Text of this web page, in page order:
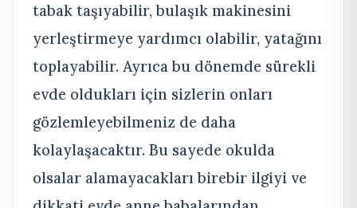
tabak taşıyabilir, bulaşık makinesini
yerleştirmeye yardımcı olabilir, yatağını
toplayabilir. Ayrıca bu dönemde sürekli
evde oldukları için sizlerin onları
gözlemleyebilmeniz de daha
kolaylaşacaktır. Bu sayede okulda
olsalar alamayacakları birebir ilgiyi ve